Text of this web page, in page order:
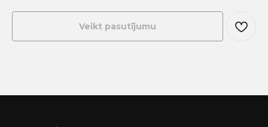
Veikt pasutījumu